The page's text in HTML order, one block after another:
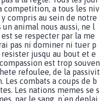
competition, a tous les niv
compris au sein de notre
animal nous aussi, ne l
se respecter par la me
pas ni dominer ni tuer p
jusqu au bout et e
est trop souven
refoulee, de la passivit
combats a coups de b
Les nations memes se s
par le sang, n ́en deplai